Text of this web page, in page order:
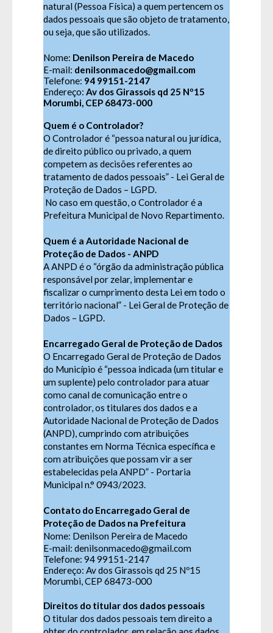
natural (Pessoa Física) a quem pertencem os
dados pessoais que são objeto de tratamento,
ou seja, que são utilizados.
Nome: Denilson Pereira de Macedo
E-mail: denilsonmacedo@gmail.com
Telefone: 94 99151-2147
Endereço: Av dos Girassois qd 25 Nº15
Morumbi, CEP 68473-000
Quem é o Controlador?
O Controlador é “pessoa natural ou jurídica,
de direito público ou privado, a quem
competem as decisões referentes ao
tratamento de dados pessoais” - Lei Geral de
Proteção de Dados – LGPD.
No caso em questão, o Controlador é a
Prefeitura Municipal de Novo Repartimento.
Quem é a Autoridade Nacional de
Proteção de Dados - ANPD
A ANPD é o “órgão da administração pública
responsável por zelar, implementar e
fiscalizar o cumprimento desta Lei em todo o
território nacional” - Lei Geral de Proteção de
Dados – LGPD.
Encarregado Geral de Proteção de Dados
O Encarregado Geral de Proteção de Dados
do Município é “pessoa indicada (um titular e
um suplente) pelo controlador para atuar
como canal de comunicação entre o
controlador, os titulares dos dados e a
Autoridade Nacional de Proteção de Dados
(ANPD), cumprindo com atribuições
constantes em Norma Técnica específica e
com atribuições que possam vir a ser
estabelecidas pela ANPD” - Portaria
Municipal n.° 0943/2023.
Contato do Encarregado Geral de
Proteção de Dados na Prefeitura
Nome: Denilson Pereira de Macedo
E-mail: denilsonmacedo@gmail.com
Telefone: 94 99151-2147
Endereço: Av dos Girassois qd 25 Nº15
Morumbi, CEP 68473-000
Direitos do titular dos dados pessoais
O titular dos dados pessoais tem direito a